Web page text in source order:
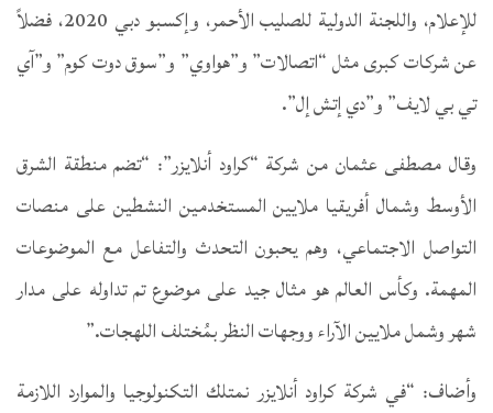
للإعلام، واللجنة الدولية للصليب الأحمر، وإكسبو دبي 2020، فضلاً
عن شركات كبرى مثل “اتصالات” و”هواوي” و”سوق دوت كوم” و”آي
تي ​​بي لايف” و”دي إتش إل”.
وقال مصطفى عثمان من شركة “كراود أنلايزر”: “تضم منطقة الشرق
الأوسط وشمال أفريقيا ملايين المستخدمين النشطين على منصات
التواصل الاجتماعي، وهم يحبون التحدث والتفاعل مع الموضوعات
المهمة. وكأس العالم هو مثال جيد على موضوع تم تداوله على مدار
شهر وشمل ملايين الآراء ووجهات النظر بمُختلف اللهجات.”
وأضاف: “في شركة كراود أنلايزر نمتلك التكنولوجيا والموارد اللازمة